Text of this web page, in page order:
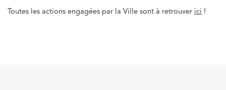
Toutes les actions engagées par la Ville sont à retrouver ici !